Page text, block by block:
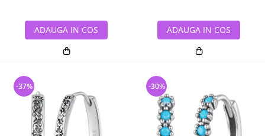
ADAUGA IN COS ADAUGA IN COS
-37% -30%